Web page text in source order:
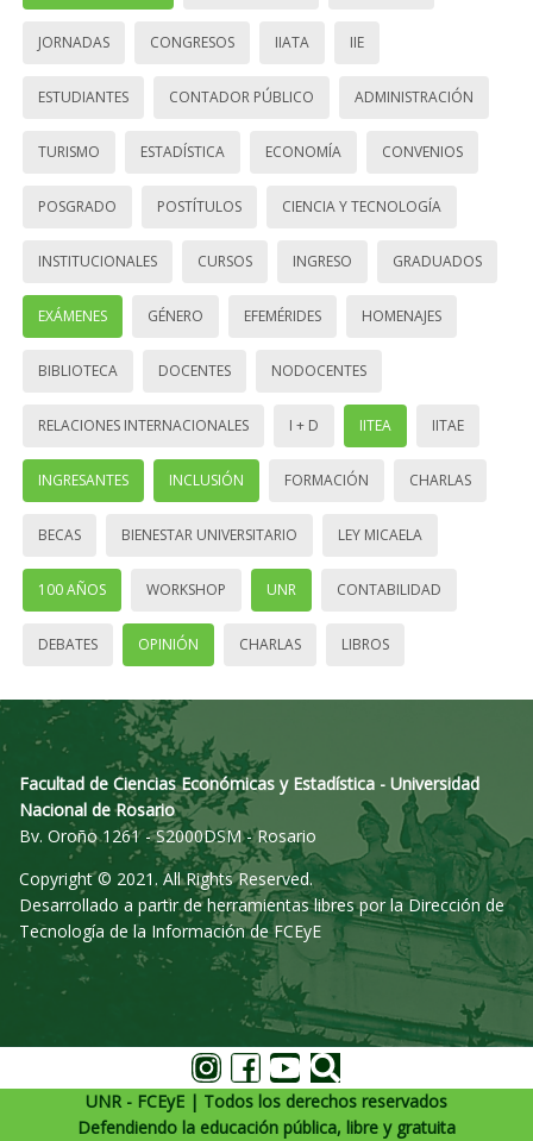
JORNADAS CONGRESOS IIATA IIE
ESTUDIANTES CONTADOR PÚBLICO ADMINISTRACIÓN
TURISMO ESTADÍSTICA ECONOMÍA CONVENIOS
POSGRADO POSTÍTULOS CIENCIA Y TECNOLOGÍA
INSTITUCIONALES CURSOS INGRESO GRADUADOS
EXÁMENES GÉNERO EFEMÉRIDES HOMENAJES
BIBLIOTECA DOCENTES NODOCENTES
RELACIONES INTERNACIONALES I + D IITEA IITAE
INGRESANTES INCLUSIÓN FORMACIÓN CHARLAS
BECAS BIENESTAR UNIVERSITARIO LEY MICAELA
100 AÑOS WORKSHOP UNR CONTABILIDAD
DEBATES OPINIÓN CHARLAS LIBROS
Facultad de Ciencias Económicas y Estadística - Universidad
Nacional de Rosario
Bv. Oroño 1261 - S2000DSM - Rosario
Copyright © 2021. All Rights Reserved.
Desarrollado a partir de herramientas libres por la Dirección de
Tecnología de la Información de FCEyE
UNR - FCEyE | Todos los derechos reservados
Defendiendo la educación pública, libre y gratuita